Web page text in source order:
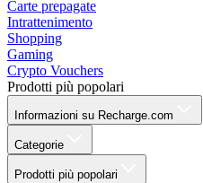
Carte prepagate
Intrattenimento
Shopping
Gaming
Crypto Vouchers
Prodotti più popolari
Informazioni su Recharge.com
Categorie
Prodotti più popolari